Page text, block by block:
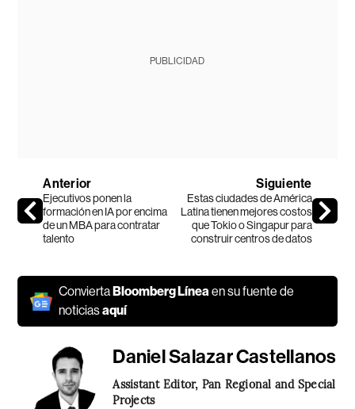
PUBLICIDAD
Anterior
Ejecutivos ponen la
formación en IA por encima
de un MBA para contratar
talento
Siguiente
Estas ciudades de América
Latina tienen mejores costos
que Tokio o Singapur para
construir centros de datos
Convierta Bloomberg Líneaen su fuente de
noticiasaquí
Daniel Salazar Castellanos
Assistant Editor, Pan Regional and Special
Projects